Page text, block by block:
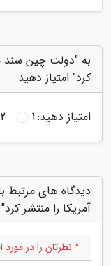
به "دولت چین سند
کرد" امتیاز دهید
امتیاز دهید:1
2
دیدگاه های مرتبط
آمریکا را منتشر کرد"
* نظرتان را در مورد